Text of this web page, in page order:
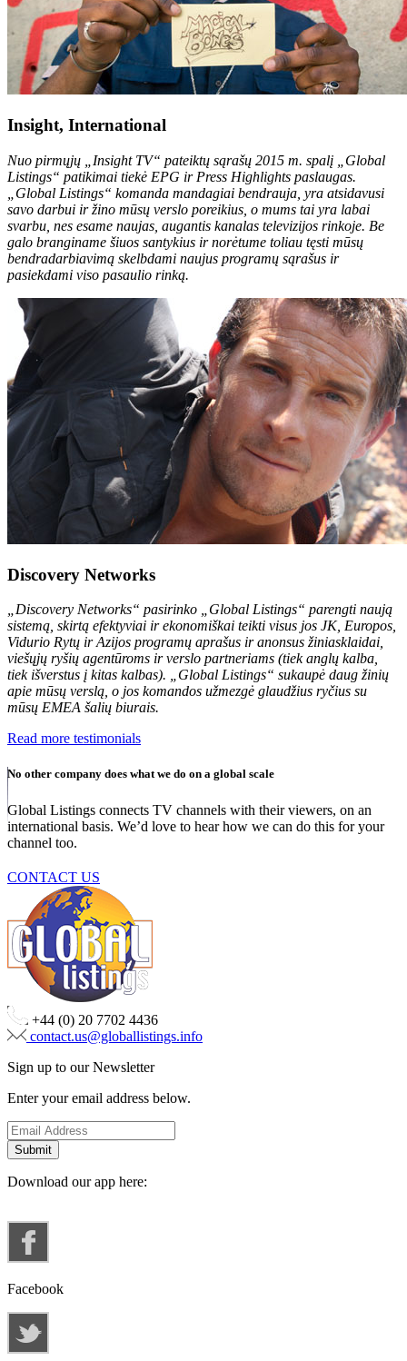
Insight, International
Nuo pirmųjų „Insight TV“ pateiktų sąrašų 2015 m. spalį „Global
Listings“ patikimai tiekė EPG ir Press Highlights paslaugas.
„Global Listings“ komanda mandagiai bendrauja, yra atsidavusi
savo darbui ir žino mūsų verslo poreikius, o mums tai yra labai
svarbu, nes esame naujas, augantis kanalas televizijos rinkoje. Be
galo branginame šiuos santykius ir norėtume toliau tęsti mūsų
bendradarbiavimą skelbdami naujus programų sąrašus ir
pasiekdami viso pasaulio rinką.
Discovery Networks
„Discovery Networks“ pasirinko „Global Listings“ parengti naują
sistemą, skirtą efektyviai ir ekonomiškai teikti visus jos JK, Europos,
Vidurio Rytų ir Azijos programų aprašus ir anonsus žiniasklaidai,
viešųjų ryšių agentūroms ir verslo partneriams (tiek anglų kalba,
tiek išverstus į kitas kalbas). „Global Listings“ sukaupė daug žinių
apie mūsų verslą, o jos komandos užmezgė glaudžius ryčius su
mūsų EMEA šalių biurais.
Read more testimonials
No other company does what we do on a global scale
Global Listings connects TV channels with their viewers, on an
international basis. We’d love to hear how we can do this for your
channel too.
CONTACT US
+44 (0) 20 7702 4436
contact.us@globallistings.info
Sign up to our Newsletter
Enter your email address below.
Download our app here:
Facebook